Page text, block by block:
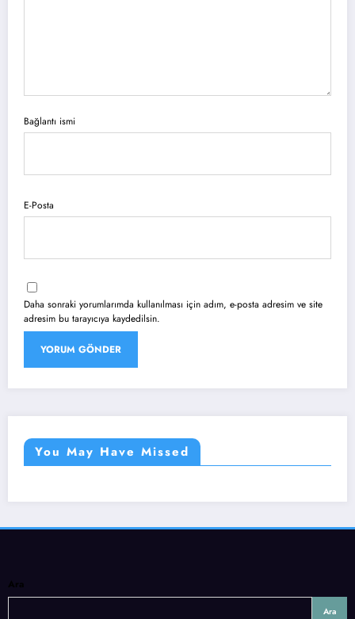
Bağlantı ismi
E-Posta
Daha sonraki yorumlarımda kullanılması için adım, e-posta adresim ve site
adresim bu tarayıcıya kaydedilsin.
You May Have Missed
Ara
Ara